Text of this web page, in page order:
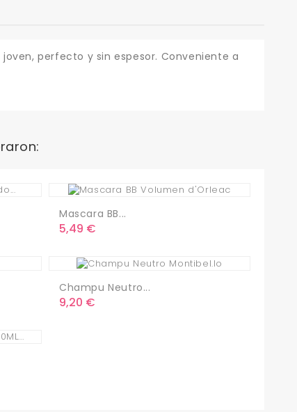
perfecto y sin espesor. Conveniente a
Mascara BB...
Precio
5,49 €
Champu Neutro...
Precio
9,20 €